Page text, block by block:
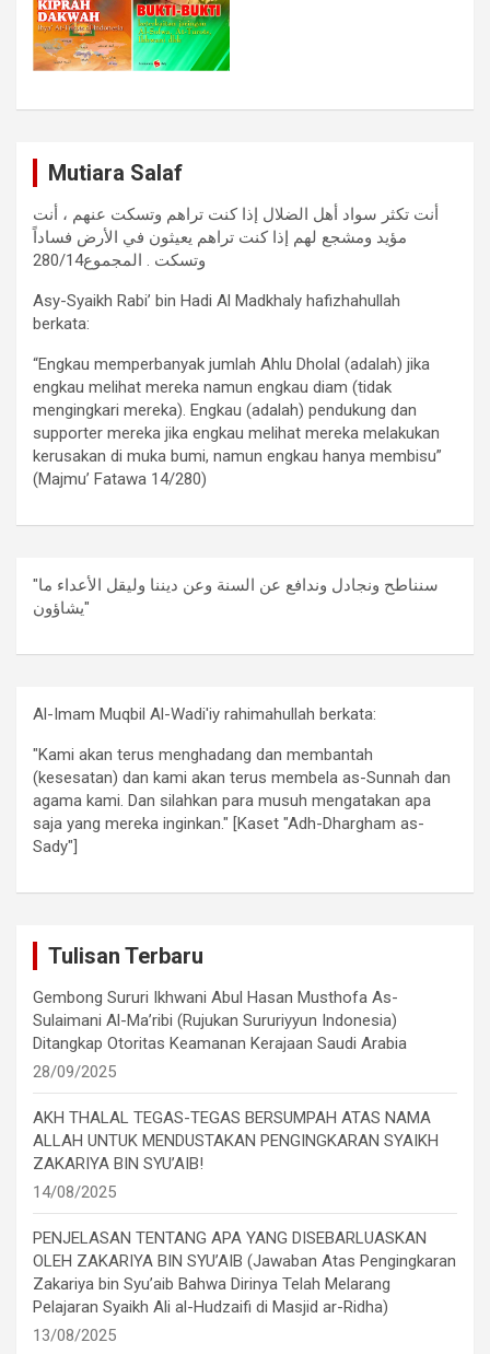
Mutiara Salaf
أنت تكثر سواد أهل الضلال إذا كنت تراهم وتسكت عنهم ، أنت
مؤيد ومشجع لهم إذا كنت تراهم يعيثون في الأرض فساداً
وتسكت . المجموع280/14
Asy-Syaikh Rabi’ bin Hadi Al Madkhaly hafizhahullah
berkata:
“Engkau memperbanyak jumlah Ahlu Dholal (adalah) jika
engkau melihat mereka namun engkau diam (tidak
mengingkari mereka). Engkau (adalah) pendukung dan
supporter mereka jika engkau melihat mereka melakukan
kerusakan di muka bumi, namun engkau hanya membisu”
(Majmu’ Fatawa 14/280)
"سنناطح ونجادل وندافع عن السنة وعن ديننا وليقل الأعداء ما
يشاؤون"
Al-Imam Muqbil Al-Wadi'iy rahimahullah berkata:
"Kami akan terus menghadang dan membantah
(kesesatan) dan kami akan terus membela as-Sunnah dan
agama kami. Dan silahkan para musuh mengatakan apa
saja yang mereka inginkan." [Kaset "Adh-Dhargham as-
Sady"]
Tulisan Terbaru
Gembong Sururi Ikhwani Abul Hasan Musthofa As-
Sulaimani Al-Ma’ribi (Rujukan Sururiyyun Indonesia)
Ditangkap Otoritas Keamanan Kerajaan Saudi Arabia
28/09/2025
AKH THALAL TEGAS-TEGAS BERSUMPAH ATAS NAMA
ALLAH UNTUK MENDUSTAKAN PENGINGKARAN SYAIKH
ZAKARIYA BIN SYU’AIB!
14/08/2025
PENJELASAN TENTANG APA YANG DISEBARLUASKAN
OLEH ZAKARIYA BIN SYU’AIB (Jawaban Atas Pengingkaran
Zakariya bin Syu’aib Bahwa Dirinya Telah Melarang
Pelajaran Syaikh Ali al-Hudzaifi di Masjid ar-Ridha)
13/08/2025